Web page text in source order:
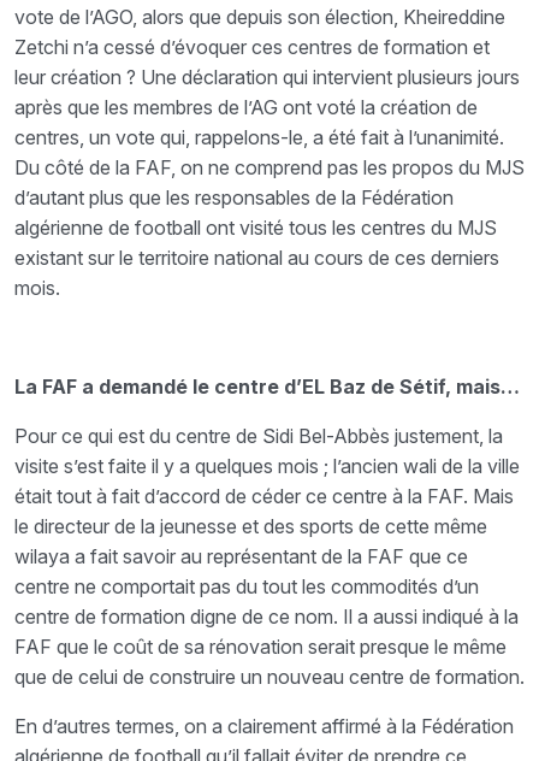
vote de l’AGO, alors que depuis son élection, Kheireddine
Zetchi n’a cessé d’évoquer ces centres de formation et
leur création ? Une déclaration qui intervient plusieurs jours
après que les membres de l’AG ont voté la création de
centres, un vote qui, rappelons-le, a été fait à l’unanimité.
Du côté de la FAF, on ne comprend pas les propos du MJS
d’autant plus que les responsables de la Fédération
algérienne de football ont visité tous les centres du MJS
existant sur le territoire national au cours de ces derniers
mois.
La FAF a demandé le centre d’EL Baz de Sétif, mais…
Pour ce qui est du centre de Sidi Bel-Abbès justement, la
visite s’est faite il y a quelques mois ; l’ancien wali de la ville
était tout à fait d’accord de céder ce centre à la FAF. Mais
le directeur de la jeunesse et des sports de cette même
wilaya a fait savoir au représentant de la FAF que ce
centre ne comportait pas du tout les commodités d’un
centre de formation digne de ce nom. Il a aussi indiqué à la
FAF que le coût de sa rénovation serait presque le même
que de celui de construire un nouveau centre de formation.
En d’autres termes, on a clairement affirmé à la Fédération
algérienne de football qu’il fallait éviter de prendre ce